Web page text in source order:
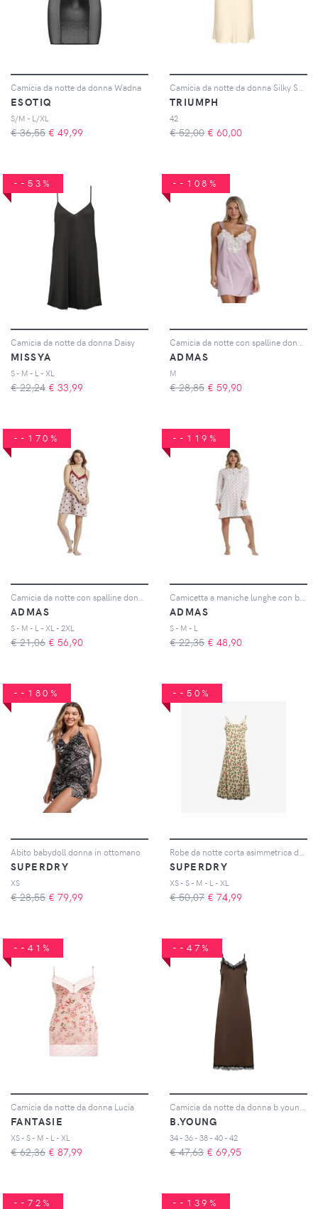
Camicia da notte da donna Wadna
ESOTIQ
S/M - L/XL
€ 36,55 € 49,99
TRIUMPH
42
€ 52,00 € 60,00
--53%
Camicia da notte da donna Daisy
MISSYA
S - M - L - XL
€ 22,24 € 33,99
--108%
ADMAS
M
€ 28,85 € 59,90
--170%
ADMAS
S - M - L - XL - 2XL
€ 21,06 € 56,90
--119%
ADMAS
S - M - L
€ 22,35 € 48,90
--180%
Abito babydoll donna in ottomano
SUPERDRY
XS
€ 28,55 € 79,99
--50%
SUPERDRY
XS - S - M - L - XL
€ 50,07 € 74,99
--41%
Camicia da notte da donna Lucia
FANTASIE
XS - S - M - L - XL
€ 62,36 € 87,99
--47%
B.YOUNG
34 - 36 - 38 - 40 - 42
€ 47,63 € 69,95
--72% --139%